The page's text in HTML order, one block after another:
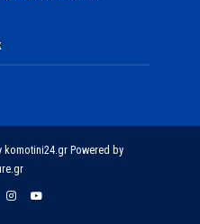
Powered by